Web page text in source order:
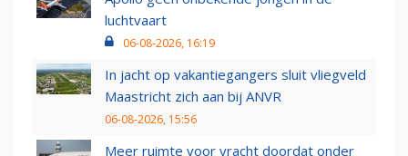
luchtvaart
06-08-2026, 16:19
In jacht op vakantiegangers sluit vliegveld
Maastricht zich aan bij ANVR
06-08-2026, 15:56
Meer ruimte voor vracht doordat onder